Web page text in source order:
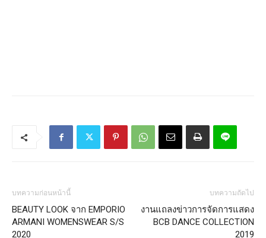
บทความก่อนหน้านี้
BEAUTY LOOK จาก EMPORIO
ARMANI WOMENSWEAR S/S
2020
บทความถัดไป
งานแถลงข่าวการจัดการแสดง
BCB DANCE COLLECTION
2019